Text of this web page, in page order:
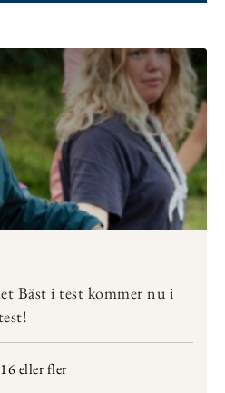
Bäst i test kommer nu i
16 eller fler